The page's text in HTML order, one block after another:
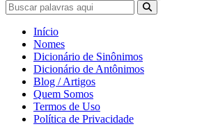
Início
Nomes
Dicionário de Sinônimos
Dicionário de Antônimos
Blog / Artigos
Quem Somos
Termos de Uso
Política de Privacidade